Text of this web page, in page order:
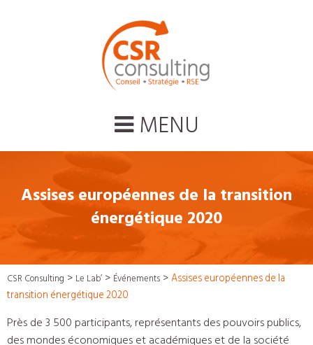
MENU
Assises européennes de la transition
énergétique 2020
CSR Consulting > Le Lab’ > Événements >Assises européennes de la
transition énergétique 2020
Près de 3 500 participants, représentants des pouvoirs publics,
des mondes économiques et académiques et de la société